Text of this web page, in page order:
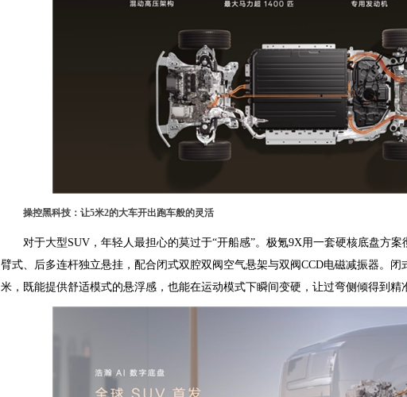
操控黑科技：让5米2的大车开出跑车般的灵活
对于大型SUV，年轻人最担心的莫过于“开船感”。极氪9X用一套硬核底盘方
臂式、后多连杆独立悬挂，配合闭式双腔双阀空气悬架与双阀CCD电磁减振器。闭
米，既能提供舒适模式的悬浮感，也能在运动模式下瞬间变硬，让过弯侧倾得到精